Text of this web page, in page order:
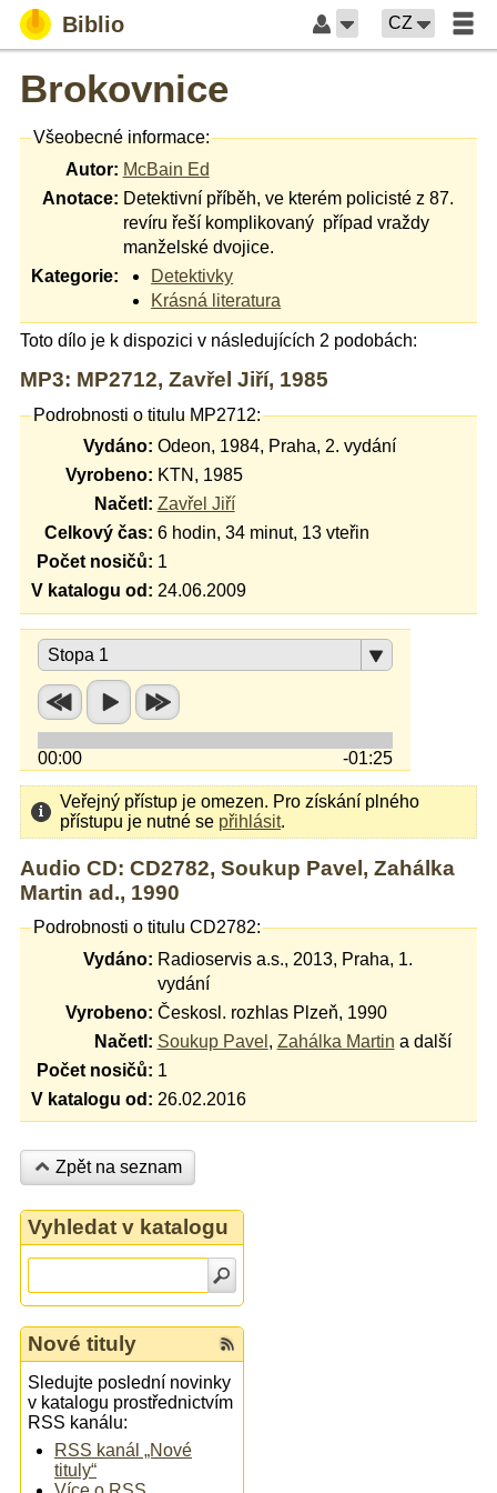
Biblio CZ
Brokovnice
Všeobecné informace:
Autor: McBain Ed
Anotace: Detektivní příběh, ve kterém policisté z 87.
revíru řeší komplikovaný případ vraždy
manželské dvojice.
Kategorie:
Detektivky
Krásná literatura
Toto dílo je k dispozici v následujících 2 podobách:
MP3: MP2712, Zavřel Jiří, 1985
Podrobnosti o titulu MP2712:
Vydáno: Odeon, 1984, Praha, 2. vydání
Vyrobeno: KTN, 1985
Načetl: Zavřel Jiří
Celkový čas: 6 hodin, 34 minut, 13 vteřin
Počet nosičů: 1
V katalogu od: 24.06.2009
Stopa 1
00:00 -01:25
Veřejný přístup je omezen. Pro získání plného
přístupu je nutné se přihlásit.
Audio CD: CD2782, Soukup Pavel, Zahálka
Martin ad., 1990
Podrobnosti o titulu CD2782:
Vydáno: Radioservis a.s., 2013, Praha, 1.
vydání
Vyrobeno: Českosl. rozhlas Plzeň, 1990
Načetl: Soukup Pavel , Zahálka Martin a další
Počet nosičů: 1
V katalogu od: 26.02.2016
Zpět na seznam
Vyhledat v katalogu
Nové tituly
Sledujte poslední novinky
v katalogu prostřednictvím
RSS kanálu:
RSS kanál „Nové
tituly“